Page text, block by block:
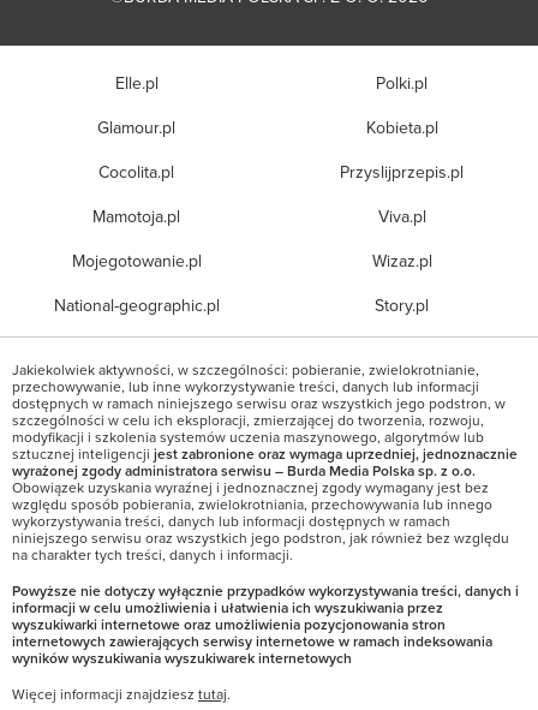
Elle.pl
Glamour.pl
Cocolita.pl
Mamotoja.pl
Mojegotowanie.pl
National-geographic.pl
Polki.pl
Kobieta.pl
Przyslijprzepis.pl
Viva.pl
Wizaz.pl
Story.pl
Jakiekolwiek aktywności, w szczególności: pobieranie, zwielokrotnianie,
przechowywanie, lub inne wykorzystywanie treści, danych lub informacji
dostępnych w ramach niniejszego serwisu oraz wszystkich jego podstron, w
szczególności w celu ich eksploracji, zmierzającej do tworzenia, rozwoju,
modyfikacji i szkolenia systemów uczenia maszynowego, algorytmów lub
sztucznej inteligencji jest zabronione oraz wymaga uprzedniej, jednoznacznie
wyrażonej zgody administratora serwisu – Burda Media Polska sp. z o.o.
Obowiązek uzyskania wyraźnej i jednoznacznej zgody wymagany jest bez
względu sposób pobierania, zwielokrotniania, przechowywania lub innego
wykorzystywania treści, danych lub informacji dostępnych w ramach
niniejszego serwisu oraz wszystkich jego podstron, jak również bez względu
na charakter tych treści, danych i informacji.
Powyższe nie dotyczy wyłącznie przypadków wykorzystywania treści, danych i
informacji w celu umożliwienia i ułatwienia ich wyszukiwania przez
wyszukiwarki internetowe oraz umożliwienia pozycjonowania stron
internetowych zawierających serwisy internetowe w ramach indeksowania
wyników wyszukiwania wyszukiwarek internetowych
Więcej informacji znajdziesz tutaj.